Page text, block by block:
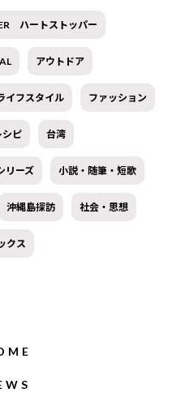
ハートストッパー
アウトドア
イフスタイル ファッション
シピ 台湾
リーズ 小説・随筆・短歌
沖縄島探訪 社会・思想
クス